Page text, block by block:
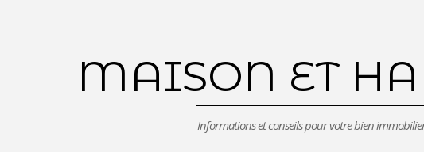
MAISON ET
Informations et conseils pour votre bien